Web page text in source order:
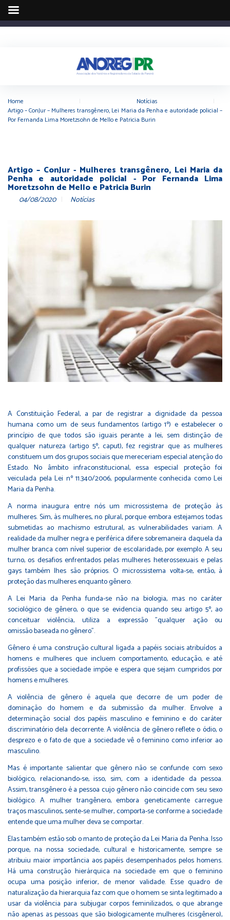
Home Notícias
Artigo – ConJur – Mulheres transgênero, Lei Maria da Penha e autoridade policial –
Por Fernanda Lima Moretzsohn de Mello e Patricia Burin
Artigo – ConJur - Mulheres transgênero, Lei Maria da
Penha e autoridade policial - Por Fernanda Lima
Moretzsohn de Mello e Patricia Burin
04/08/2020 Notícias
A Constituição Federal, a par de registrar a dignidade da pessoa
humana como um de seus fundamentos (artigo 1º) e estabelecer o
princípio de que todos são iguais perante a lei, sem distinção de
qualquer natureza (artigo 5º, caput), fez registrar que as mulheres
constituem um dos grupos sociais que mereceriam especial atenção do
Estado. No âmbito infraconstitucional, essa especial proteção foi
veiculada pela Lei nº 11.340/2006, popularmente conhecida como Lei
Maria da Penha.
A norma inaugura entre nós um microssistema de proteção às
mulheres. Sim, às mulheres, no plural, porque embora estejamos todas
submetidas ao machismo estrutural, as vulnerabilidades variam. A
realidade da mulher negra e periférica difere sobremaneira daquela da
mulher branca com nível superior de escolaridade, por exemplo. A seu
turno, os desafios enfrentados pelas mulheres heterossexuais e pelas
gays também lhes são próprios. O microssistema volta-se, então, à
proteção das mulheres enquanto gênero.
A Lei Maria da Penha funda-se não na biologia, mas no caráter
sociológico de gênero, o que se evidencia quando seu artigo 5º, ao
conceituar violência, utiliza a expressão "qualquer ação ou
omissão baseada no gênero".
Gênero é uma construção cultural ligada a papéis sociais atribuídos a
homens e mulheres que incluem comportamento, educação, e até
profissões que a sociedade impõe e espera que sejam cumpridos por
homens e mulheres.
A violência de gênero é aquela que decorre de um poder de
dominação do homem e da submissão da mulher. Envolve a
determinação social dos papéis masculino e feminino e do caráter
discriminatório dela decorrente. A violência de gênero reflete o ódio, o
desprezo e o fato de que a sociedade vê o feminino como inferior ao
masculino.
Mas é importante salientar que gênero não se confunde com sexo
biológico, relacionando-se, isso, sim, com a identidade da pessoa.
Assim, transgênero é a pessoa cujo gênero não coincide com seu sexo
biológico. A mulher trangênero, embora geneticamente carregue
traços masculinos, sente-se mulher, comporta-se conforme a sociedade
entende que uma mulher deva se comportar.
Elas também estão sob o manto de proteção da Lei Maria da Penha. Isso
porque, na nossa sociedade, cultural e historicamente, sempre se
atribuiu maior importância aos papéis desempenhados pelos homens.
Há uma construção hierárquica na sociedade em que o feminino
ocupa uma posição inferior, de menor validade. Esse quadro de
naturalização da hierarquia faz com que o homem se sinta legitimado a
usar da violência para subjugar corpos feminilizados, o que abrange
não apenas as pessoas que são biologicamente mulheres (cisgênero),